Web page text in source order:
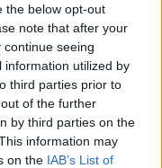
the below opt-out
note that after your
seeing
information utilized by
third parties prior to
of the further
by third parties on the
information may
on the IAB’s List of